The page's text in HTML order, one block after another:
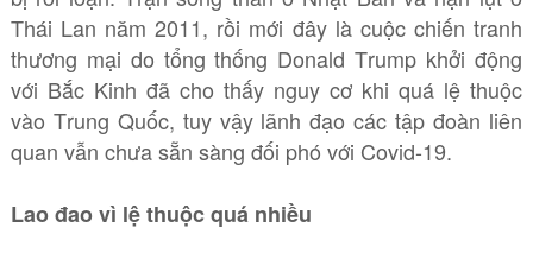
Thái Lan năm 2011, rồi mới đây là cuộc chiến tranh
thương mại do tổng thống Donald Trump khởi động
với Bắc Kinh đã cho thấy nguy cơ khi quá lệ thuộc
vào Trung Quốc, tuy vậy lãnh đạo các tập đoàn liên
quan vẫn chưa sẵn sàng đối phó với Covid-19.
Lao đao vì lệ thuộc quá nhiều